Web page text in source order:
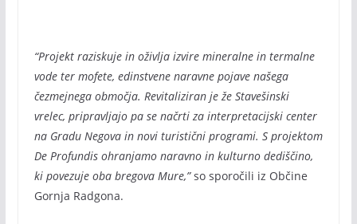
“Projekt raziskuje in oživlja izvire mineralne in termalne
vode ter mofete, edinstvene naravne pojave našega
čezmejnega območja. Revitaliziran je že Stavešinski
vrelec, pripravljajo pa se načrti za interpretacijski center
na Gradu Negova in novi turistični programi. S projektom
De Profundis ohranjamo naravno in kulturno dediščino,
ki povezuje oba bregova Mure,”so sporočili iz Občine
Gornja Radgona.